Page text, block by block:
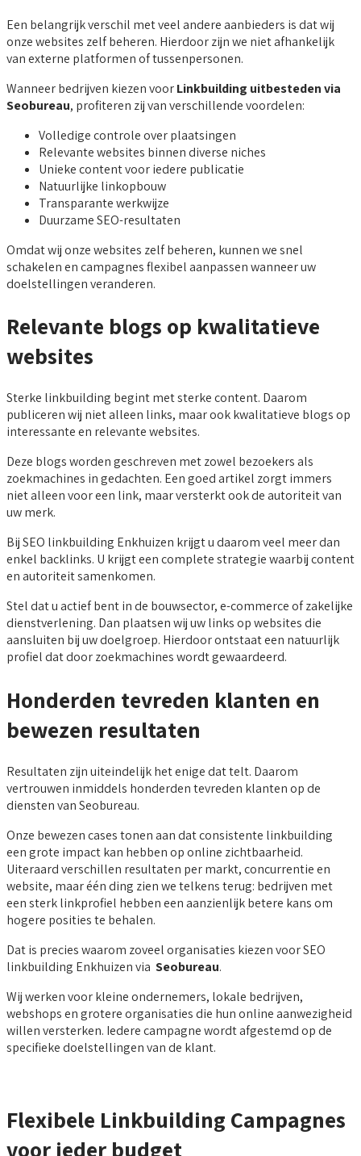
Een belangrijk verschil met veel andere aanbieders is dat wij
onze websites zelf beheren. Hierdoor zijn we niet afhankelijk
van externe platformen of tussenpersonen.
Wanneer bedrijven kiezen voorLinkbuilding uitbesteden via
Seobureau, profiteren zij van verschillende voordelen:
Volledige controle over plaatsingen
Relevante websites binnen diverse niches
Unieke content voor iedere publicatie
Natuurlijke linkopbouw
Transparante werkwijze
Duurzame SEO-resultaten
Omdat wij onze websites zelf beheren, kunnen we snel
schakelen en campagnes flexibel aanpassen wanneer uw
doelstellingen veranderen.
Relevante blogs op kwalitatieve
websites
Sterke linkbuilding begint met sterke content. Daarom
publiceren wij niet alleen links, maar ook kwalitatieve blogs op
interessante en relevante websites.
Deze blogs worden geschreven met zowel bezoekers als
zoekmachines in gedachten. Een goed artikel zorgt immers
niet alleen voor een link, maar versterkt ook de autoriteit van
uw merk.
Bij SEO linkbuilding Enkhuizen krijgt u daarom veel meer dan
enkel backlinks. U krijgt een complete strategie waarbij content
en autoriteit samenkomen.
Stel dat u actief bent in de bouwsector, e-commerce of zakelijke
dienstverlening. Dan plaatsen wij uw links op websites die
aansluiten bij uw doelgroep. Hierdoor ontstaat een natuurlijk
profiel dat door zoekmachines wordt gewaardeerd.
Honderden tevreden klanten en
bewezen resultaten
Resultaten zijn uiteindelijk het enige dat telt. Daarom
vertrouwen inmiddels honderden tevreden klanten op de
diensten van Seobureau.
Onze bewezen cases tonen aan dat consistente linkbuilding
een grote impact kan hebben op online zichtbaarheid.
Uiteraard verschillen resultaten per markt, concurrentie en
website, maar één ding zien we telkens terug: bedrijven met
een sterk linkprofiel hebben een aanzienlijk betere kans om
hogere posities te behalen.
Dat is precies waarom zoveel organisaties kiezen voor SEO
linkbuilding Enkhuizen via Seobureau.
Wij werken voor kleine ondernemers, lokale bedrijven,
webshops en grotere organisaties die hun online aanwezigheid
willen versterken. Iedere campagne wordt afgestemd op de
specifieke doelstellingen van de klant.
Flexibele Linkbuilding Campagnes
voor ieder budget